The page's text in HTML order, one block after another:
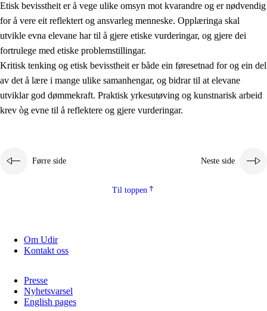
Etisk bevisstheit er å vege ulike omsyn mot kvarandre og er nødvendig
for å vere eit reflektert og ansvarleg menneske. Opplæringa skal
utvikle evna elevane har til å gjere etiske vurderingar, og gjere dei
fortrulege med etiske problemstillingar.
Kritisk tenking og etisk bevisstheit er både ein føresetnad for og ein del
av det å lære i mange ulike samanhengar, og bidrar til at elevane
utviklar god dømmekraft. Praktisk yrkesutøving og kunstnarisk arbeid
krev òg evne til å reflektere og gjere vurderingar.
Førre side Neste side
Til toppen
Om Udir
Kontakt oss
Presse
Nyhetsvarsel
English pages